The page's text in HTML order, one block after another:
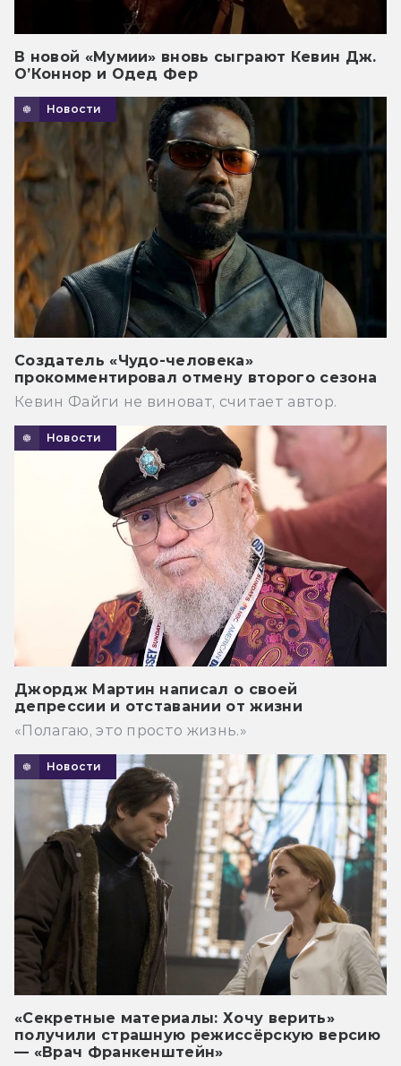
В новой «Мумии» вновь сыграют Кевин Дж.
О’Коннор и Одед Фер
Новости
Создатель «Чудо-человека»
прокомментировал отмену второго сезона
Кевин Файги не виноват, считает автор.
Новости
Джордж Мартин написал о своей
депрессии и отставании от жизни
«Полагаю, это просто жизнь.»
Новости
«Секретные материалы: Хочу верить»
получили страшную режиссёрскую версию
— «Врач Франкенштейн»